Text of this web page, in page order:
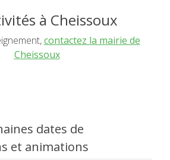
à Cheissoux
contactez la mairie de
Cheissoux
dates de
et animations